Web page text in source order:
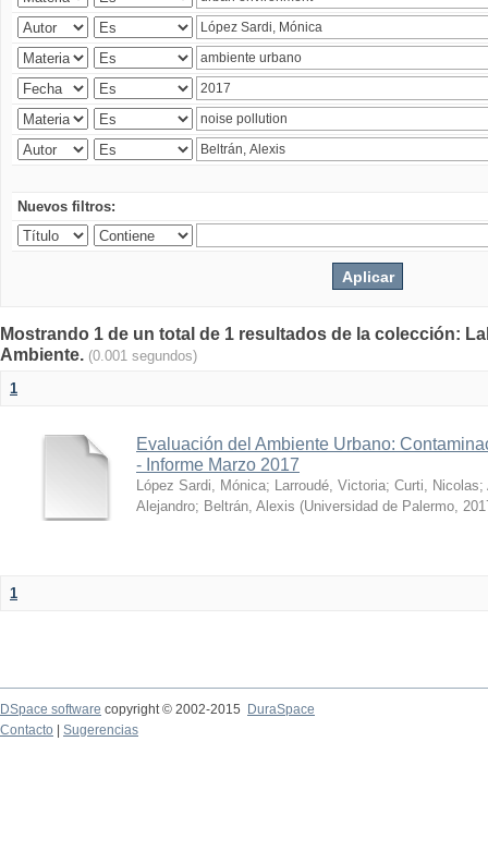
Nuevos filtros:
Mostrando 1 de un total de 1 resultados de la colección:
Ambiente. (0.001 segundos)
1
Evaluación del Ambiente Urbano:
- Informe Marzo 2017
López Sardi, Mónica; Larroudé, Victoria; Curti, Nicolas;
Alejandro; Beltrán, Alexis (Universidad de Palermo,
1
DSpace software copyright © 2002-2015
DuraSpace
Contacto
Sugerencias